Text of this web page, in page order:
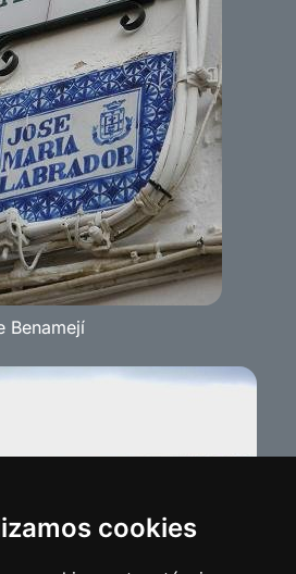
cookies
Benamejí